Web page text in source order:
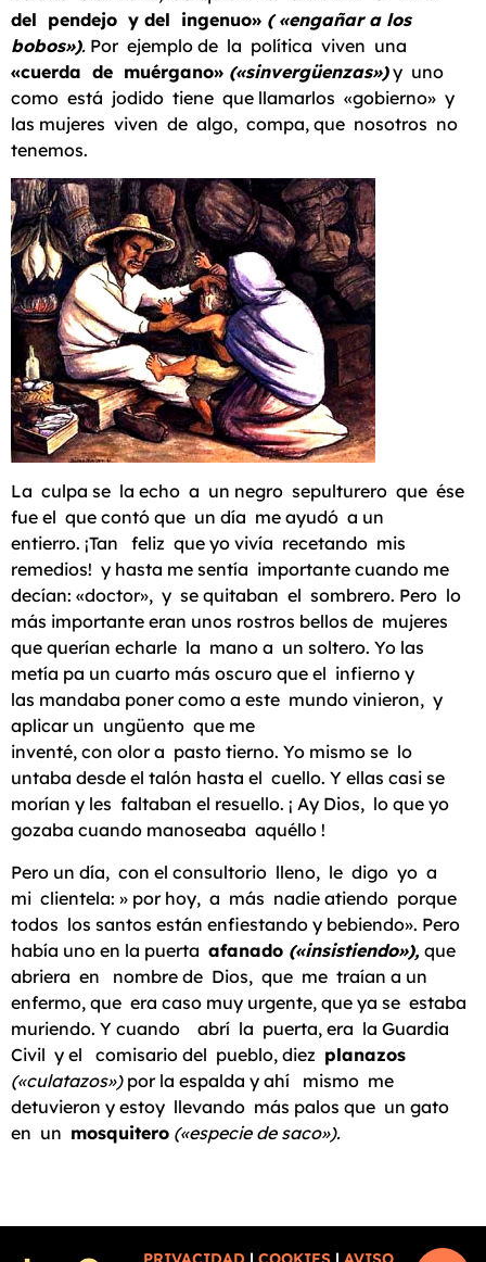
del pendejo y del ingenuo» ( «engañar a los
bobos»). Por ejemplo de la política viven una
«cuerda de muérgano» («sinvergüenzas»)y uno
como está jodido tiene que llamarlos «gobierno» y
las mujeres viven de algo, compa, que nosotros no
tenemos.
La culpa se la echo a un negro sepulturero que ése
fue el que contó que un día me ayudó a un
entierro. ¡Tan feliz que yo vivía recetando mis
remedios! y hasta me sentía importante cuando me
decían: «doctor», y se quitaban el sombrero. Pero lo
más importante eran unos rostros bellos de mujeres
que querían echarle la mano a un soltero. Yo las
metía pa un cuarto más oscuro que el infierno y
las mandaba poner como a este mundo vinieron, y
aplicar un ungüento que me
inventé, con olor a pasto tierno. Yo mismo se lo
untaba desde el talón hasta el cuello. Y ellas casi se
morían y les faltaban el resuello. ¡ Ay Dios, lo que yo
gozaba cuando manoseaba aquéllo !
Pero un día, con el consultorio lleno, le digo yo a
mi clientela: » por hoy, a más nadie atiendo porque
todos los santos están enfiestando y bebiendo». Pero
había uno en la puerta afanado («insistiendo»), que
abriera en nombre de Dios, que me traían a un
enfermo, que era caso muy urgente, que ya se estaba
muriendo. Y cuando abrí la puerta, era la Guardia
Civil y el comisario del pueblo, diez planazos
(«culatazos»)por la espalda y ahí mismo me
detuvieron y estoy llevando más palos que un gato
en un mosquitero («especie de saco»).